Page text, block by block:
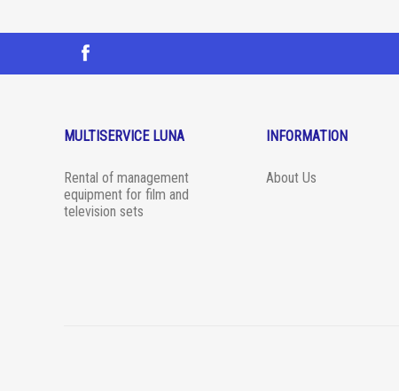
MULTISERVICE LUNA
Rental of management
equipment for film and
television sets
INFORMATION
About Us